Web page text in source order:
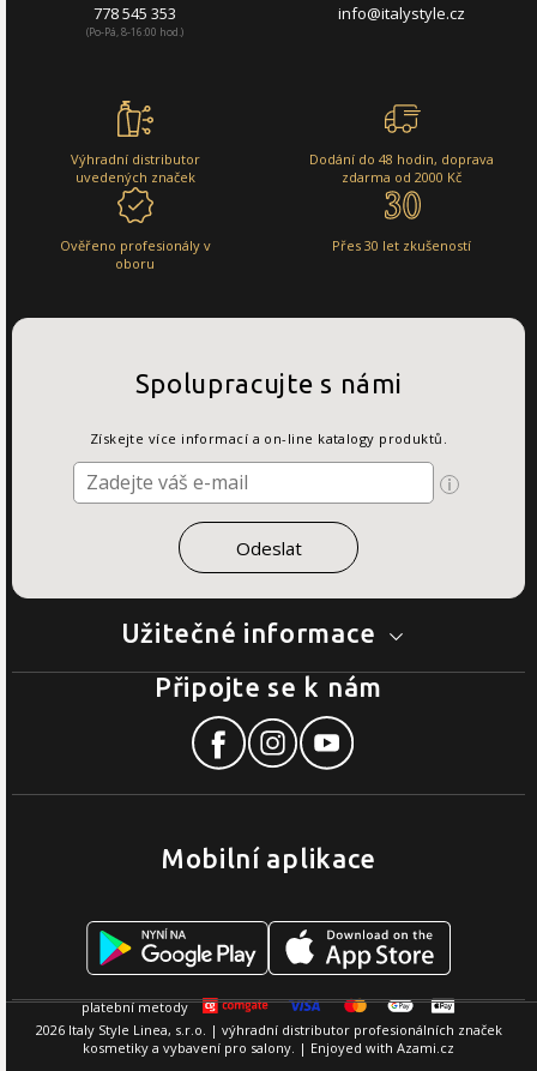
778 545 353
(Po-Pá, 8-16:00 hod.)
info@italystyle.cz
Výhradní distributor
uvedených značek
Dodání do 48 hodin, doprava
zdarma od 2000 Kč
Ověřeno profesionály v
oboru
Přes 30 let zkušeností
Užitečné informace
Spolupracujte s námi
Získejte více informací a on-line katalogy produktů.
Mobilní aplikace
Připojte se k nám
2026 Italy Style Linea, s.r.o. | výhradní distributor profesionálních značek
kosmetiky a vybavení pro salony. | Enjoyed with Azami.cz